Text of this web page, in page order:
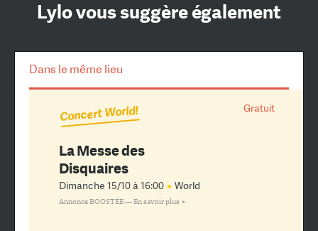
Lylo vous suggère également
Dans le même lieu
Gratuit
Concert World!
La Messe des
Disquaires
Dimanche 15/10 à 16:00 World
Annonce BOOSTÉE —En savoir plus